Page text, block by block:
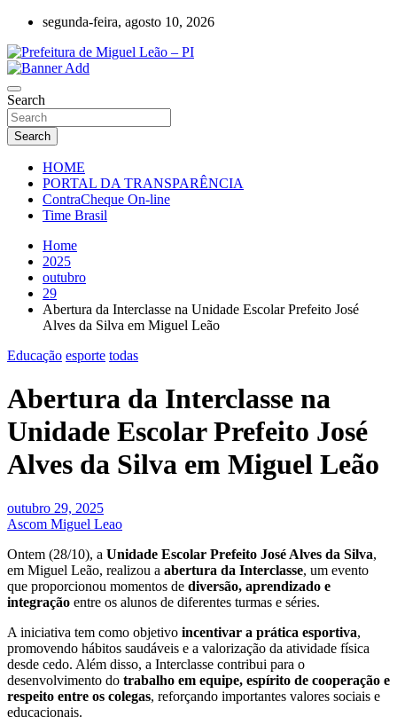
Skip
content
segunda-feira, agosto 10, 2026
Prefeitura de Miguel Leão – PI
Search
Search
HOME
PORTAL DA TRANSPARÊNCIA
ContraCheque On-line
Time Brasil
Home
2025
outubro
29
Abertura da Interclasse na Unidade Escolar Prefeito José
Alves da Silva em Miguel Leão
Educação esporte todas
Abertura da Interclasse na
Unidade Escolar Prefeito José
Alves da Silva em Miguel Leão
outubro 29, 2025
Ascom Miguel Leao
Ontem (28/10), a Unidade Escolar Prefeito José Alves da Silva,
em Miguel Leão, realizou a abertura da Interclasse, um evento
que proporcionou momentos de diversão, aprendizado e
integração entre os alunos de diferentes turmas e séries.
A iniciativa tem como objetivo incentivar a prática esportiva,
promovendo hábitos saudáveis e a valorização da atividade física
desde cedo. Além disso, a Interclasse contribui para o
desenvolvimento do trabalho em equipe, espírito de cooperação e
respeito entre os colegas, reforçando importantes valores sociais e
educacionais.